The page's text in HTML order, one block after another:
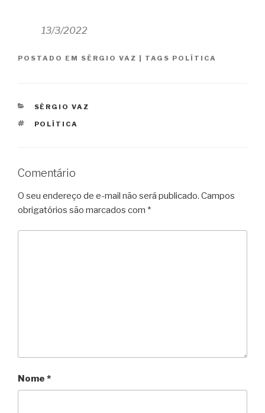
13/3/2022
POSTADO EM SÉRGIO VAZ TAGS POLÍTICA
CATEGORIAS
SÉRGIO VAZ
TAGS
POLÍTICA
Comentário
O seu endereço de e-mail não será publicado. Campos
obrigatórios são marcados com *
Nome *